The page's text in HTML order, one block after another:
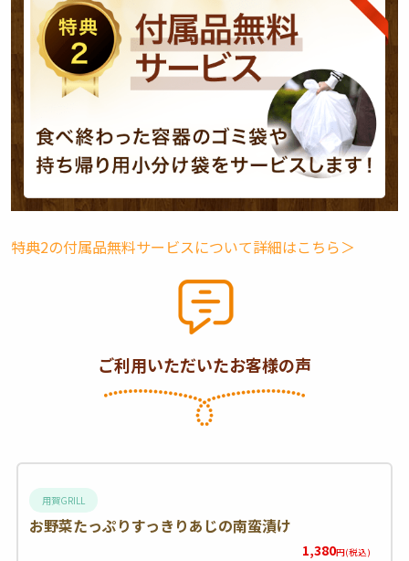
特典2の付属品無料サービスについて詳細はこちら＞
ご利用いただいたお客様の声
用賀GRILL
お野菜たっぷりすっきりあじの南蛮漬け
1,380円(税込)